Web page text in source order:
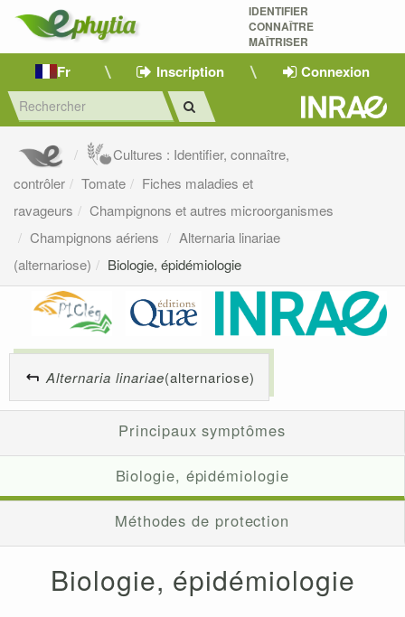
IDENTIFIER
CONNAÎTRE
MAÎTRISER
Fr Inscription Connexion
Cultures : Identifier, connaître,
contrôler
Tomate
Fiches maladies et
ravageurs
Champignons et autres microorganismes
Champignons aériens
Alternaria linariae
(alternariose)
Biologie, épidémiologie
Alternaria linariae(alternariose)
Principaux symptômes
Biologie, épidémiologie
Méthodes de protection
Biologie, épidémiologie